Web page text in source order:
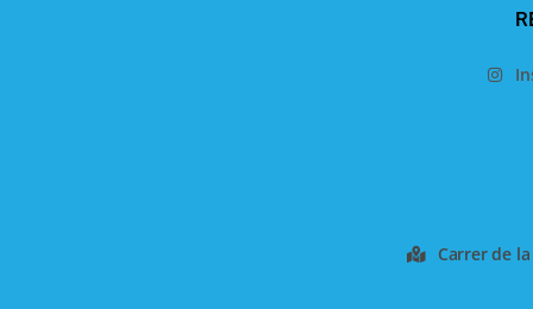
Carrer de